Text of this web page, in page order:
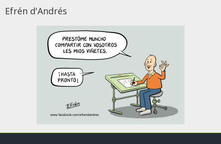
Efrén d'Andrés